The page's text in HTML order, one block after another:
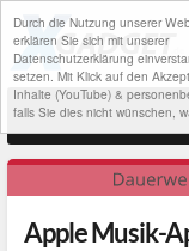
Durch die Nutzung unserer
erklären Sie sich mit unserer
Datenschutzerklärung
setzen. Mit Klick auf den
Inhalte (YouTube) &
falls Sie dies nicht wünschen,
Apple Musik-